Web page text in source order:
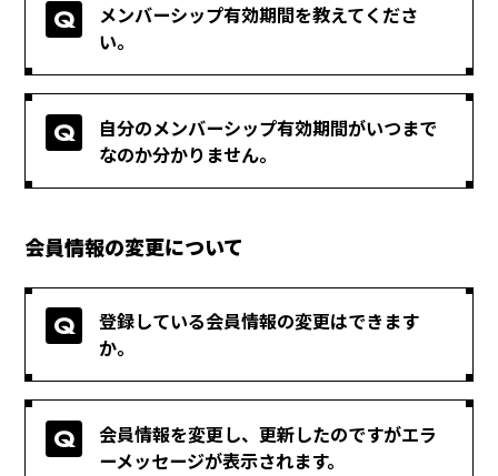
メンバーシップ有効期間を教えてくださ
い。
自分のメンバーシップ有効期間がいつまで
なのか分かりません。
会員情報の変更について
登録している会員情報の変更はできます
か。
会員情報を変更し、更新したのですがエラ
ーメッセージが表示されます。